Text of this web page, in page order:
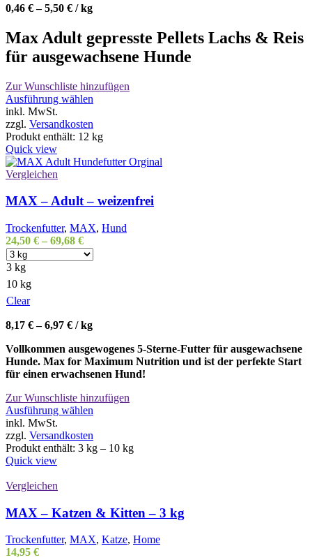
0,46 €–5,50 € /kg
Max Adult gepresste Pellets Lachs & Reis
für ausgewachsene Hunde
Zur Wunschliste hinzufügen
Ausführung wählen
mehrere
auf.
können
der
Produktseite
gewählt
werden
inkl. MwSt.
zzgl. Versandkosten
Produkt enthält: 12 kg
Quick view
Vergleichen
MAX – Adult – weizenfrei
Trockenfutter, MAX, Hund
24,50 € – 69,68 €
3 kg
10 kg
Clear
8,17 €–6,97 € /kg
Vollkommen ausgewogenes 5-Sterne-Futter für ausgewachsene
Hunde. Max for Maximum Nutrition und ist der perfekte Start
für einen erwachsenen Hund!
Zur Wunschliste hinzufügen
Ausführung wählen
mehrere
können
auf
der
Produktseite
inkl. MwSt.
zzgl. Versandkosten
Produkt enthält: 3 kg – 10 kg
Quick view
Vergleichen
MAX – Katzen & Kitten – 3 kg
Trockenfutter, MAX, Katze, Home
14,95 €